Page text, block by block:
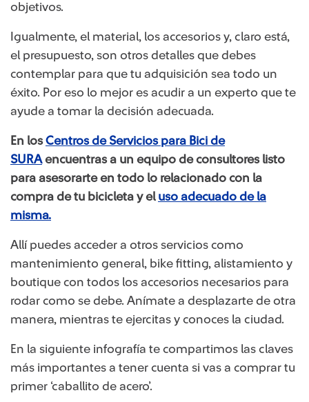
objetivos.
Igualmente, el material, los accesorios y, claro está,
el presupuesto, son otros detalles que debes
contemplar para que tu adquisición sea todo un
éxito. Por eso lo mejor es acudir a un experto que te
ayude a tomar la decisión adecuada.
En losCentros de Servicios para Bici de
SURAencuentras a un equipo de consultores listo
para asesorarte en todo lo relacionado con la
compra de tu bicicleta y el uso adecuado de la
misma.
Allí puedes acceder a otros servicios como
mantenimiento general, bike fitting, alistamiento y
boutique con todos los accesorios necesarios para
rodar como se debe. Anímate a desplazarte de otra
manera, mientras te ejercitas y conoces la ciudad.
En la siguiente infografía te compartimos las claves
más importantes a tener cuenta si vas a comprar tu
primer ‘caballito de acero’.​